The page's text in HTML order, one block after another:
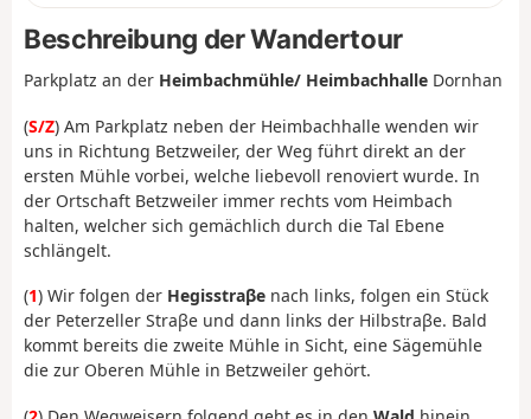
Beschreibung der Wandertour
Parkplatz an der Heimbachmühle/ Heimbachhalle Dornhan
(S/Z) Am Parkplatz neben der Heimbachhalle wenden wir
uns in Richtung Betzweiler, der Weg führt direkt an der
ersten Mühle vorbei, welche liebevoll renoviert wurde. In
der Ortschaft Betzweiler immer rechts vom Heimbach
halten, welcher sich gemächlich durch die Tal Ebene
schlängelt.
(1) Wir folgen der Hegisstraβe nach links, folgen ein Stück
der Peterzeller Straβe und dann links der Hilbstraβe. Bald
kommt bereits die zweite Mühle in Sicht, eine Sägemühle
die zur Oberen Mühle in Betzweiler gehört.